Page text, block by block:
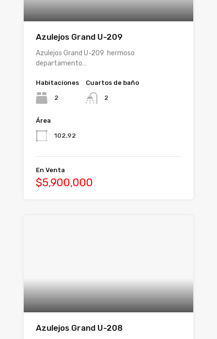
Azulejos Grand U-209
Azulejos Grand U-209 hermoso
departamento…
Habitaciones
2
Cuartos de baño
2
Área
102.92
En Venta
$5,900,000
Azulejos Grand U-208